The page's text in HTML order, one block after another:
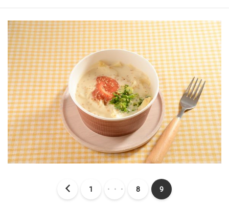
1 ・・・ 8 9